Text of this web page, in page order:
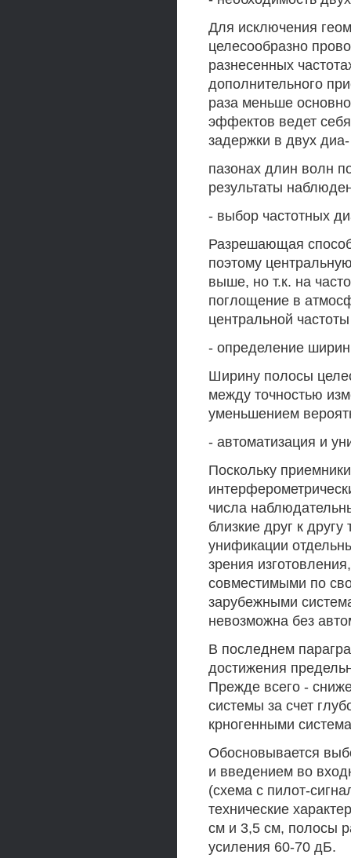
Для исключения
целесообразно
разнесенных
дополнительного
раза меньше
эффектов ведет
задержки в двух диа-
пазонах длин волн
результаты
- выбор частотных
Разрешающая
поэтому
выше, но т.к. на
поглощение в
центральной
- определение
Ширину полосы
между точностью
уменьшением
- автоматизация и
Поскольку
числа
близкие друг к
унификации
зрения
совместимыми по
зарубежными
невозможна без
В последнем
достижения
Прежде всего -
системы за счет
крногенными
Обосновывается
и введением во
(схема с пилот-
технические
см и 3,5 см, полосы
усиления 60-70 дБ.